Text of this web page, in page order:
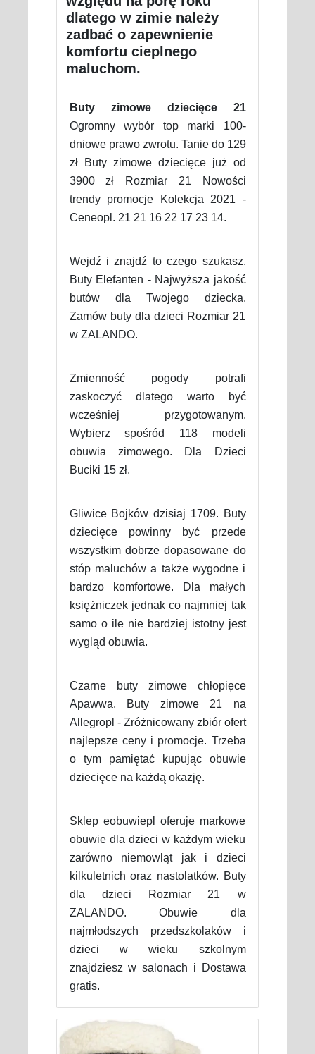
dlatego w zimie należy
zadbać o zapewnienie
komfortu cieplnego
maluchom.
Buty zimowe dziecięce 21
Ogromny wybór top marki 100-
dniowe prawo zwrotu. Tanie do 129
zł Buty zimowe dziecięce już od
3900 zł Rozmiar 21 Nowości
trendy promocje Kolekcja 2021 -
Ceneopl. 21 21 16 22 17 23 14.
Wejdź i znajdź to czego szukasz.
Buty Elefanten - Najwyższa jakość
butów dla Twojego dziecka.
Zamów buty dla dzieci Rozmiar 21
w ZALANDO.
Zmienność pogody potrafi
zaskoczyć dlatego warto być
wcześniej przygotowanym.
Wybierz spośród 118 modeli
obuwia zimowego. Dla Dzieci
Buciki 15 zł.
Gliwice Bojków dzisiaj 1709. Buty
dziecięce powinny być przede
wszystkim dobrze dopasowane do
stóp maluchów a także wygodne i
bardzo komfortowe. Dla małych
księżniczek jednak co najmniej tak
samo o ile nie bardziej istotny jest
wygląd obuwia.
Czarne buty zimowe chłopięce
Apawwa. Buty zimowe 21 na
Allegropl - Zróżnicowany zbiór ofert
najlepsze ceny i promocje. Trzeba
o tym pamiętać kupując obuwie
dziecięce na każdą okazję.
Sklep eobuwiepl oferuje markowe
obuwie dla dzieci w każdym wieku
zarówno niemowląt jak i dzieci
kilkuletnich oraz nastolatków. Buty
dla dzieci Rozmiar 21 w
ZALANDO. Obuwie dla
najmłodszych przedszkolaków i
dzieci w wieku szkolnym
znajdziesz w salonach i Dostawa
gratis.